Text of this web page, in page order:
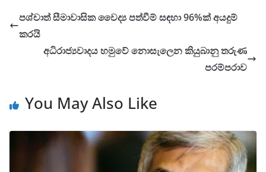
පශ්චාත් සීමාවාසික වෛද්‍ය පත්වීම් සඳහා 96%ක් අයදුම්
කරයි
අධිරාජ්‍යවාදය හමුවේ නොසැලෙන කියුබානු තරුණ
පරම්පරාව
You May Also Like